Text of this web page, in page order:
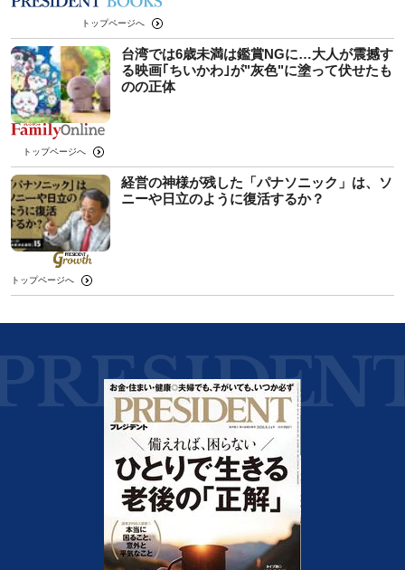
トップページへ
台湾では6歳未満は鑑賞NGに…大人が震撼す
る映画｢ちいかわ｣が"灰色"に塗って伏せたも
のの正体
トップページへ
経営の神様が残した「パナソニック」は、ソ
ニーや日立のように復活するか？
トップページへ